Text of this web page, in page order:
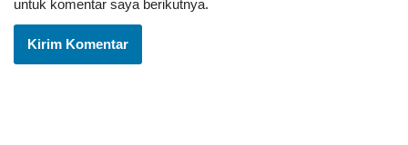
untuk komentar saya berikutnya.